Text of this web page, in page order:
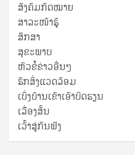
ສັງຄົມກົດໝາຍ
ສາລະໜ້າຮູ້
ສຶກສາ
ສຸ​ຂະ​ພາບ
ຫົວຂໍ້ຂ່າວອື່ນໆ
ຮັກສິ່ງແວດລ້ອມ
ເບິ່ງບ້ານເຂົາເອົາບົດຮຽນ
ເລື່ອງສັ້ນ
ເວົ້າສູ່ກັນຟັງ